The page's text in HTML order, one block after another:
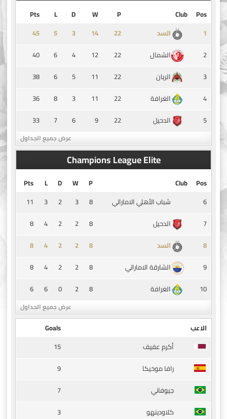
Pos
Club
P
W
D
L
Pts
1
السد ‏22
14
3
5
45
2
الشمال 22
12
4
6
40
3
الريان 22
11
5
6
38
4
الغرافة 22
11
3
8
36
5
الدحيل 22
9
6
7
33
عرض جميع الجداول
Champions League Elite
Pos
Club
P
W
D
L
Pts
6
شباب الأهلي الاماراتي 8
3
2
3
11
7
الدحيل 8
2
2
4
8
8
السد 8
2
2
4
8
9
الشارقة الاماراتي 8
2
2
4
8
10
الغرافة 8
2
0
6
6
عرض جميع الجداول
الاعب
Goals
أكرم عفيف
15
رافا موخيكا
9
جيوفاني
7
كلاودينهو
3